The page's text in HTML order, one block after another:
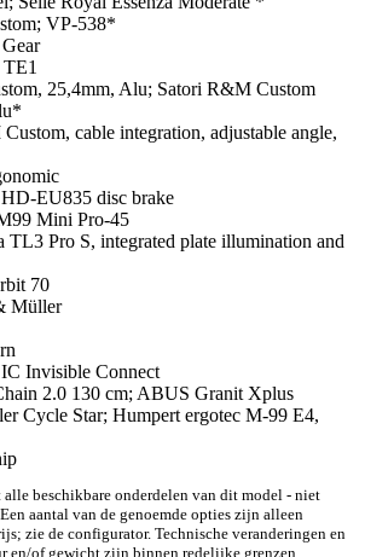
VP-538*
25,4mm, Alu; Satori R&M Custom
cable integration, adjustable angle,
EU835 disc brake
Mini Pro-45
TL3 Pro S, integrated plate illumination and
70
Müller
Invisible Connect
2.0 130 cm; ABUS Granit Xplus
Cycle Star; Humpert ergotec M-99 E4,
beschikbare onderdelen van dit model - niet
aantal van de genoemde opties zijn alleen
zie de configurator. Technische veranderingen en
en/of gewicht zijn binnen redelijke grenzen